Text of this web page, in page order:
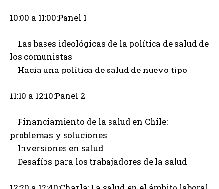
10:00 a 11:00:Panel 1
Las bases ideológicas de la política de salud de
los comunistas
Hacia una política de salud de nuevo tipo
11:10 a 12:10:Panel 2
Financiamiento de la salud en Chile:
problemas y soluciones
Inversiones en salud
Desafíos para los trabajadores de la salud